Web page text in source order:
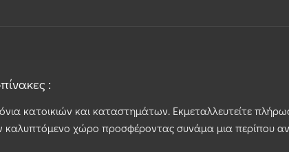
:
κατοικιών και καταστημάτων. Εκμεταλλευτείτε
καλυπτόμενο χώρο προσφέροντας συνάμα μια περίπου